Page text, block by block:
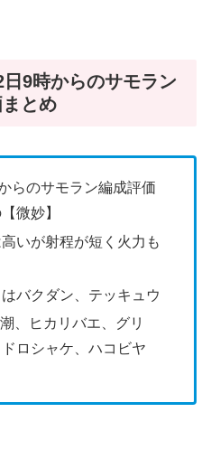
9時からのサモラン
とめ
らのサモラン編成評価
微妙】
いが射程が短く火力も
バクダン、テッキュウ
、ヒカリバエ、グリ
ロシャケ、ハコビヤ